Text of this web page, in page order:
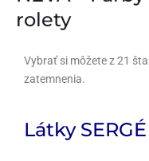
rolety
Vybrať si môžete z 21
zatemnenia.
Látky